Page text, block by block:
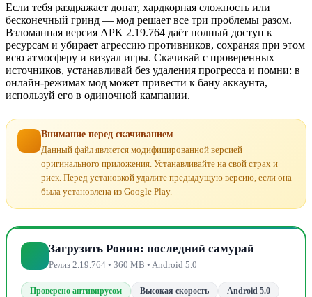
Если тебя раздражает донат, хардкорная сложность или
бесконечный гринд — мод решает все три проблемы разом.
Взломанная версия APK 2.19.764 даёт полный доступ к
ресурсам и убирает агрессию противников, сохраняя при этом
всю атмосферу и визуал игры. Скачивай с проверенных
источников, устанавливай без удаления прогресса и помни: в
онлайн-режимах мод может привести к бану аккаунта,
используй его в одиночной кампании.
Внимание перед скачиванием
Данный файл является модифицированной версией
оригинального приложения. Устанавливайте на свой страх и
риск. Перед установкой удалите предыдущую версию, если она
была установлена из Google Play.
Загрузить Ронин: последний самурай
Релиз 2.19.764 • 360 MB • Android 5.0
Проверено антивирусом Высокая скорость Android 5.0